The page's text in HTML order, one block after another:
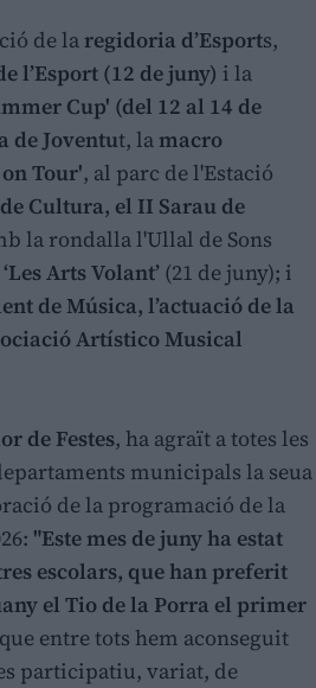
de laregidoria d’Esports,
l’Esport (12 de juny) i la
Cup' (del 12 al 14 de
de Joventut, lamacro
Tour', al parc de l'Estació
Cultura, el II Sarau de
la rondalla l'Ullal de Sons
Arts Volant’ (21 de juny); i
de Música, l’actuació de la
Artístico Musical
de Festes, ha agraït a totes les
municipals la seua
de la programació de la
"Este mes de juny ha estat
escolars, que han preferit
el Tio de la Porra el primer
entre tots hem aconseguit
participatiu, variat, de